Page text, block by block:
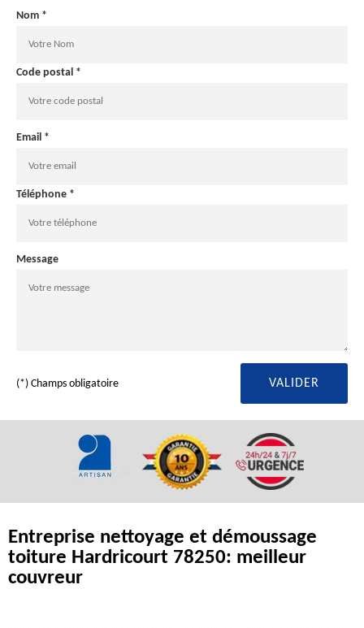
Nom *
Code postal *
Email *
Téléphone *
Message
(*) Champs obligatoire
Entreprise nettoyage et démoussage
toiture Hardricourt 78250: meilleur
couvreur